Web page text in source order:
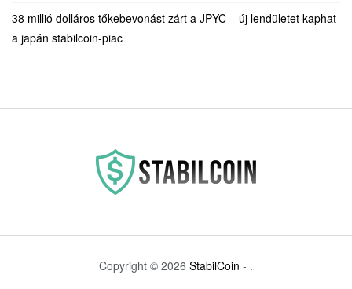
38 millió dolláros tőkebevonást zárt a JPYC – új lendületet kaphat
a japán stabilcoin-piac
Copyright © 2026 StabilCoin - .